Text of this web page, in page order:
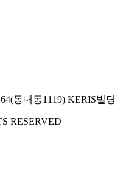
동내동1119) KERIS빌딩
RESERVED